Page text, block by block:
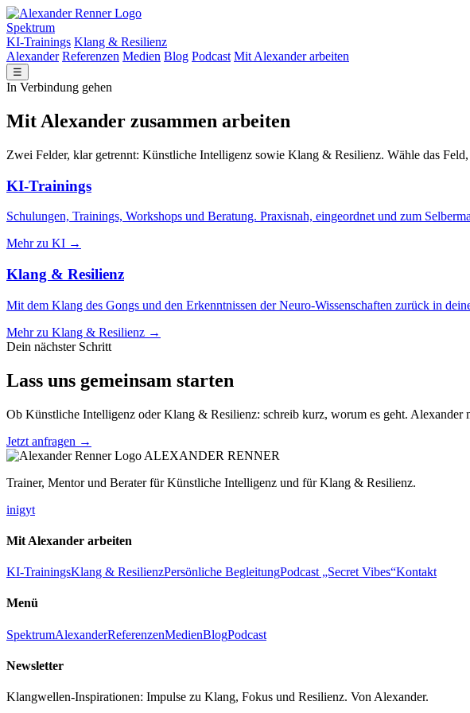
Spektrum
KI-Trainings Klang & Resilienz
Alexander Referenzen Medien Blog Podcast Mit Alexander arbeiten
☰
In Verbindung gehen
Mit Alexander zusammen arbeiten
Zwei Felder, klar getrennt: Künstliche Intelligenz sowie Klang & Resilienz. Wähle das Feld,
KI-Trainings
Schulungen, Trainings, Workshops und Beratung. Praxisnah, eingeordnet und zum
Mehr zu KI →
Klang & Resilienz
Mit dem Klang des Gongs und den Erkenntnissen der Neuro-Wissenschaften zurück in
Mehr zu Klang & Resilienz →
Dein nächster Schritt
Lass uns gemeinsam starten
Ob Künstliche Intelligenz oder Klang & Resilienz: schreib kurz, worum es geht. Alexander
Jetzt anfragen →
ALEXANDER RENNER
Trainer, Mentor und Berater für Künstliche Intelligenz und für Klang & Resilienz.
inigyt
Mit Alexander arbeiten
KI-TrainingsKlang & ResilienzPersönliche BegleitungPodcast „Secret Vibes“Kontakt
Menü
SpektrumAlexanderReferenzenMedienBlogPodcast
Newsletter
Klangwellen-Inspirationen: Impulse zu Klang, Fokus und Resilienz. Von Alexander.